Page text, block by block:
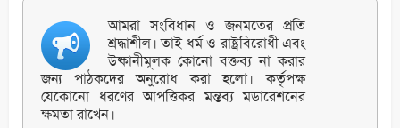
আমরা সংবিধান ও জনমতের প্রতি
শ্রদ্ধাশীল। তাই ধর্ম ও রাষ্ট্রবিরোধী এবং
উষ্কানীমূলক কোনো বক্তব্য না করার
জন্য পাঠকদের অনুরোধ করা হলো। কর্তৃপক্ষ
যেকোনো ধরণের আপত্তিকর মন্তব্য মডারেশনের
ক্ষমতা রাখেন।